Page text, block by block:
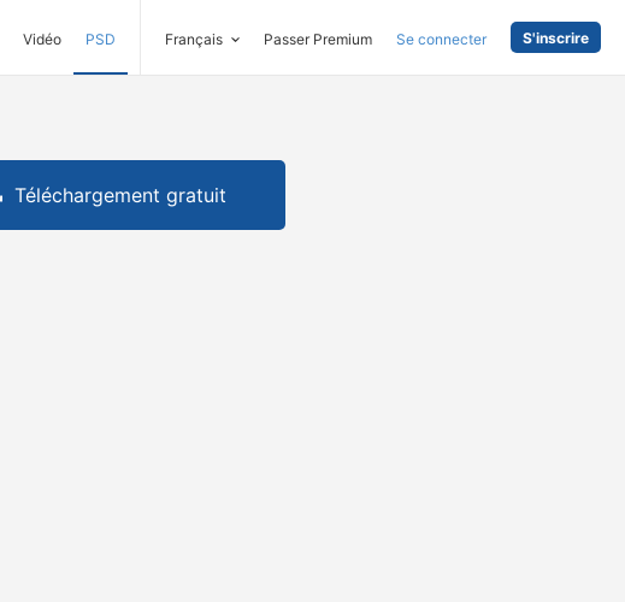
Vidéo PSD Français Passer Premium Se connecter S'inscrire
Téléchargement gratuit